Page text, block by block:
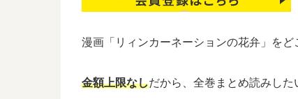
漫画「リィンカーネーションの花弁」を
金額上限なしだから、全巻まとめ読みした